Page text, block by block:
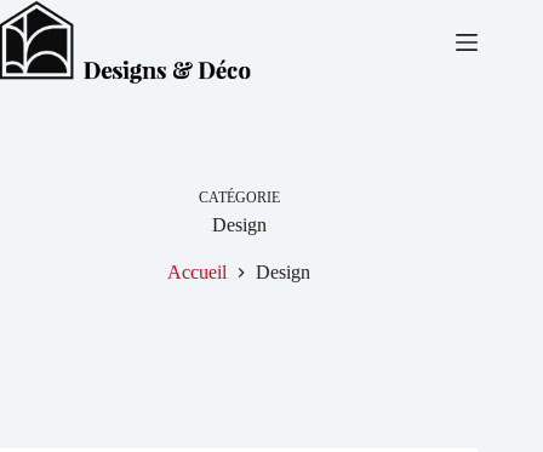
Passer
au
contenu
CATÉGORIE
Design
Accueil Design